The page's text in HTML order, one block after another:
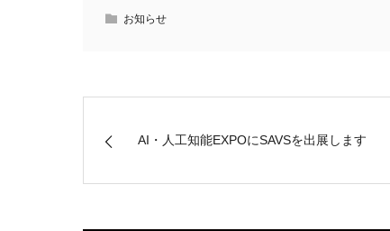
お知らせ
AI・人工知能EXPOにSAVSを出展します